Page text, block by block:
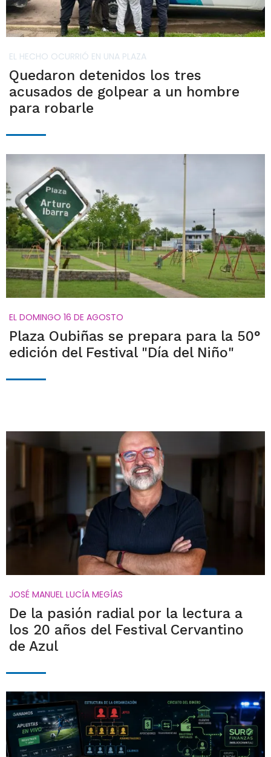
EL HECHO OCURRIÓ EN UNA PLAZA
Quedaron detenidos los tres
acusados de golpear a un hombre
para robarle
EL DOMINGO 16 DE AGOSTO
Plaza Oubiñas se prepara para la 50°
edición del Festival "Día del Niño"
JOSÉ MANUEL LUCÍA MEGÍAS
De la pasión radial por la lectura a
los 20 años del Festival Cervantino
de Azul